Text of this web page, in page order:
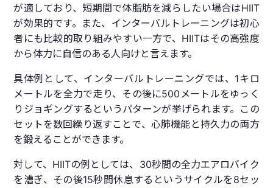
が適しており、短期間で体脂肪を減らしたい場合はHIIT
が効果的です。また、インターバルトレーニングは初心
者にも比較的取り組みやすい一方で、HIITはその高強度
から体力に自信のある人向けと言えます。
具体例として、インターバルトレーニングでは、1キロ
メートルを全力で走り、その後に500メートルをゆっく
りジョギングするというパターンが挙げられます。この
セットを数回繰り返すことで、心肺機能と持久力の両方
を鍛えることができます。
対して、HIITの例としては、30秒間の全力エアロバイク
を漕ぎ、その後15秒間休息するというサイクルを8セッ